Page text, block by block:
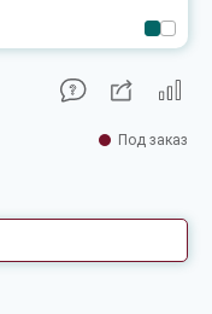
Под заказ